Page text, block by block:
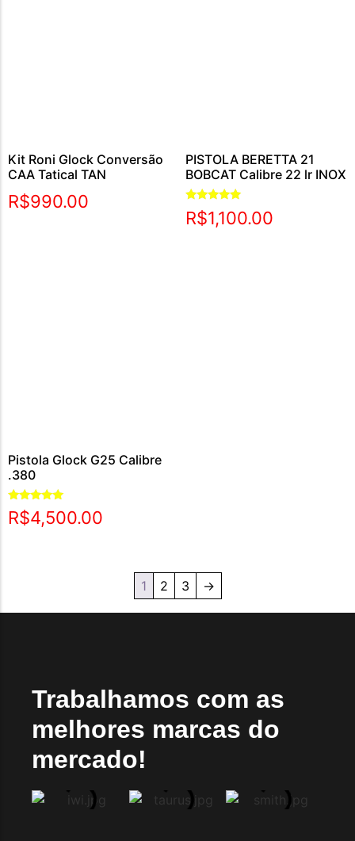
Kit Roni Glock Conversão
CAA Tatical TAN
R$990.00
PISTOLA BERETTA 21
BOBCAT Calibre 22 lr INOX
Avaliação
5.00
R$1,100.00
Pistola Glock G25 Calibre
.380
Avaliação
5.00
R$4,500.00
1 2 3 →
Trabalhamos com as
melhores marcas do
mercado!